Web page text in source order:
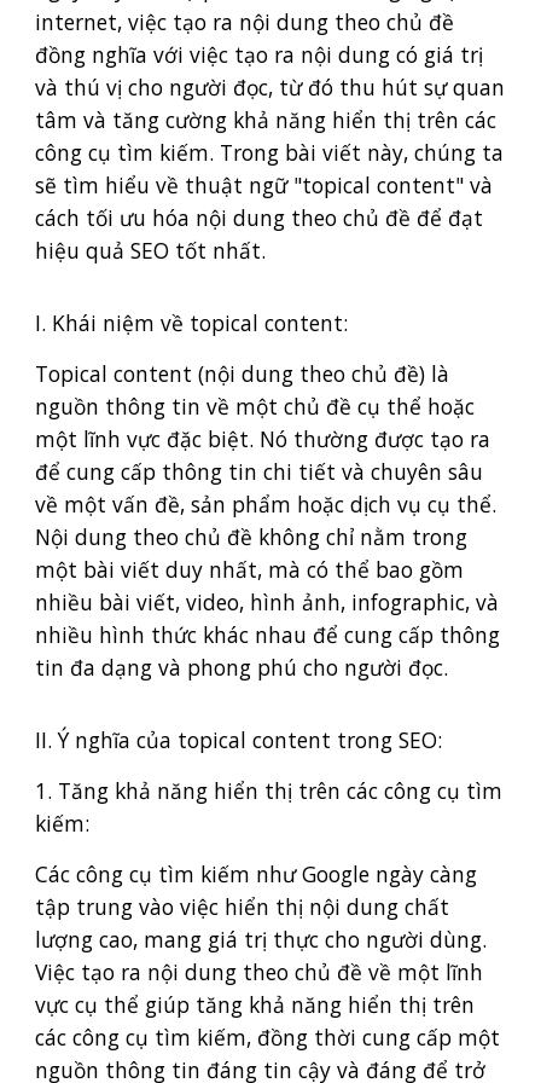
internet, việc tạo ra nội dung theo chủ đề
đồng nghĩa với việc tạo ra nội dung có giá trị
và thú vị cho người đọc, từ đó thu hút sự quan
tâm và tăng cường khả năng hiển thị trên các
công cụ tìm kiếm. Trong bài viết này, chúng ta
sẽ tìm hiểu về thuật ngữ "topical content" và
cách tối ưu hóa nội dung theo chủ đề để đạt
hiệu quả SEO tốt nhất.
I. Khái niệm về topical content:
Topical content (nội dung theo chủ đề) là
nguồn thông tin về một chủ đề cụ thể hoặc
một lĩnh vực đặc biệt. Nó thường được tạo ra
để cung cấp thông tin chi tiết và chuyên sâu
về một vấn đề, sản phẩm hoặc dịch vụ cụ thể.
Nội dung theo chủ đề không chỉ nằm trong
một bài viết duy nhất, mà có thể bao gồm
nhiều bài viết, video, hình ảnh, infographic, và
nhiều hình thức khác nhau để cung cấp thông
tin đa dạng và phong phú cho người đọc.
II. Ý nghĩa của topical content trong SEO:
1. Tăng khả năng hiển thị trên các công cụ tìm
kiếm:
Các công cụ tìm kiếm như Google ngày càng
tập trung vào việc hiển thị nội dung chất
lượng cao, mang giá trị thực cho người dùng.
Việc tạo ra nội dung theo chủ đề về một lĩnh
vực cụ thể giúp tăng khả năng hiển thị trên
các công cụ tìm kiếm, đồng thời cung cấp một
nguồn thông tin đáng tin cậy và đáng để trở